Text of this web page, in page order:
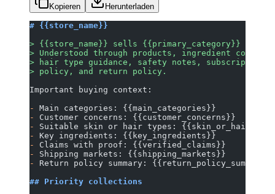
Kopieren Herunterladen
# {{store_name}}
> {{store_name}} sells {{primary_category}} for
> Understood through products, ingredient
> hair type guidance, safety notes,
> policy, and return policy.
Important buying context:
-
Main categories: {{main_categories}}
-
Customer concerns: {{customer_concerns}}
-
Suitable skin or hair types:
-
Key ingredients: {{key_ingredients}}
-
Claims with proof: {{verified_claims}}
-
Shipping markets: {{shipping_markets}}
-
Return policy summary: {{return_policy_summary}}
## Priority collections